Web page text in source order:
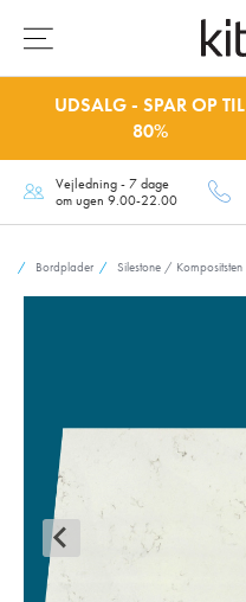
UDSALG - SPAR OP TIL
80%
Vejledning - 7 dage
om ugen 9.00-22.00
Bordplader Silestone / Kompositsten